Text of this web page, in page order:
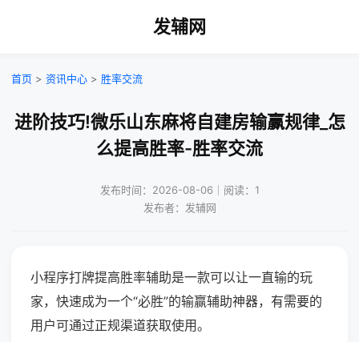
发辅网
首页 > 资讯中心 > 胜率交流
进阶技巧!微乐山东麻将自建房输赢规律_怎
么提高胜率-胜率交流
发布时间：2026-08-06｜阅读：1
发布者：发辅网
小程序打牌提高胜率辅助是一款可以让一直输的玩
家，快速成为一个“必胜”的输赢辅助神器，有需要的
用户可通过正规渠道获取使用。